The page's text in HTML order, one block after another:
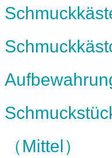
（Mittel）